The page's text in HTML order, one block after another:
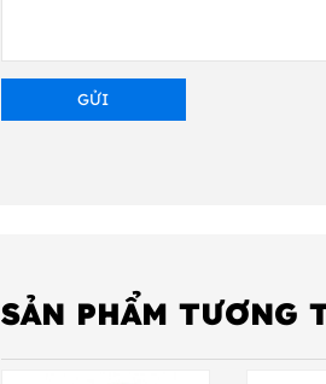
General purpose wax
(smearless)
Specialist super resin
SẢN PHẨM TƯƠNG